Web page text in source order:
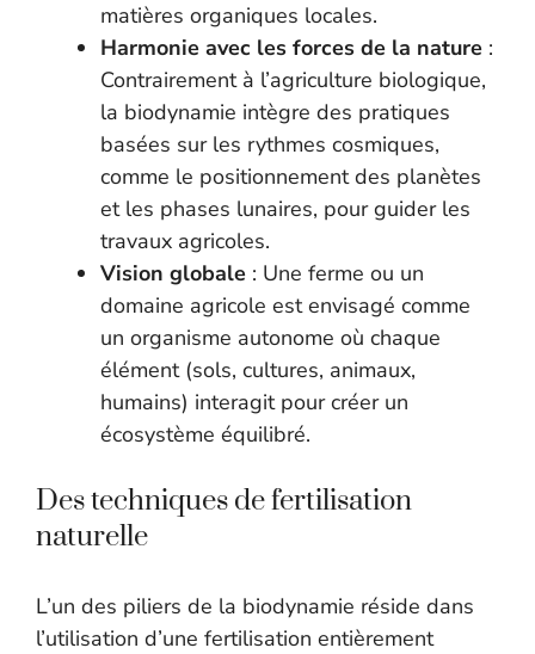
matières organiques locales.
Harmonie avec les forces de la nature :
Contrairement à l’agriculture biologique,
la biodynamie intègre des pratiques
basées sur les rythmes cosmiques,
comme le positionnement des planètes
et les phases lunaires, pour guider les
travaux agricoles.
Vision globale : Une ferme ou un
domaine agricole est envisagé comme
un organisme autonome où chaque
élément (sols, cultures, animaux,
humains) interagit pour créer un
écosystème équilibré.
Des techniques de fertilisation
naturelle
L’un des piliers de la biodynamie réside dans
l’utilisation d’une fertilisation entièrement